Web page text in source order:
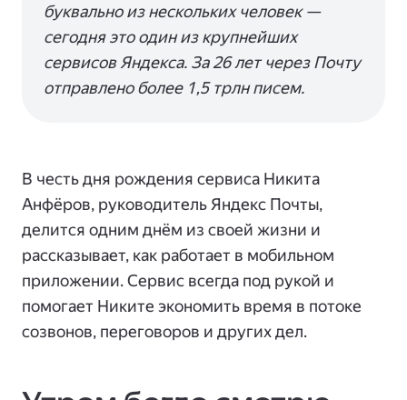
буквально из нескольких человек —
сегодня это один из крупнейших
сервисов Яндекса. За 26 лет через Почту
отправлено более 1,5 трлн писем.
В честь дня рождения сервиса Никита
Анфёров, руководитель Яндекс Почты,
делится одним днём из своей жизни и
рассказывает, как работает в мобильном
приложении. Сервис всегда под рукой и
помогает Никите экономить время в потоке
созвонов, переговоров и других дел.